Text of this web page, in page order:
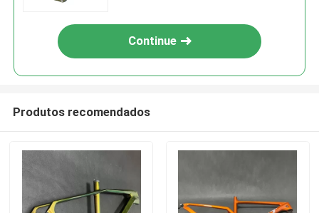
Continue
Produtos recomendados